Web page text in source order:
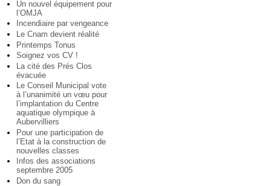
Un nouvel équipement pour
l’OMJA
Incendiaire par vengeance
Le Cnam devient réalité
Printemps Tonus
Soignez vos CV !
La cité des Prés Clos
évacuée
Le Conseil Municipal vote
à l’unanimité un vœu pour
l’implantation du Centre
aquatique olympique à
Aubervilliers
Pour une participation de
l’Etat à la construction de
nouvelles classes
Infos des associations
septembre 2005
Don du sang